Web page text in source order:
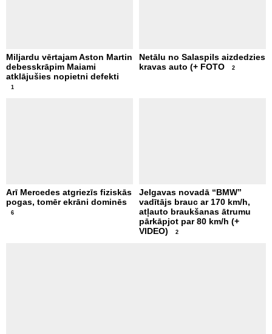
Miljardu vērtajam Aston Martin
debesskrāpim Maiami
atklājušies nopietni defekti
Netālu no Salaspils aizdedzies
kravas auto (+ FOTO
Arī Mercedes atgriezīs fiziskās
pogas, tomēr ekrāni dominēs
Jelgavas novadā “BMW”
vadītājs brauc ar 170 km/h,
atļauto braukšanas ātrumu
pārkāpjot par 80 km/h (+
VIDEO)